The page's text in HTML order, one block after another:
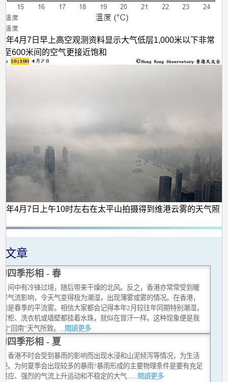
年4月7日早上高空观测资料显示大气低层1,000米以下非常
至600米间的空气更接近饱和
年4月7日上午10时左右在太平山拍摄得到维港云雾的天气照
文章
四季形相 - 春
间中有冷锋过境，随后带来干燥的北风。反之，香港亦常常受到暖
气流影响，令天气变得极为潮湿，出现薄雾或雾的情况。在香港，
是春季的平流雾。相信大家都会记得本年2月较往年同期特别潮湿，
柜、洗衣机或墙壁都挂着水珠，就似在冒汗一样。这种现象便是我
“回南”天气所致。
...閱讀更多
四季形相 - 夏
香港不时会受到暴雨的影响而出现水浸和山泥倾泻等情况，为生活
。为何夏季会出现较多的暴雨?暴雨形成的主要物理条件是要有充足
应、强烈的气流上升运动和不稳定的大气.......閱讀更多